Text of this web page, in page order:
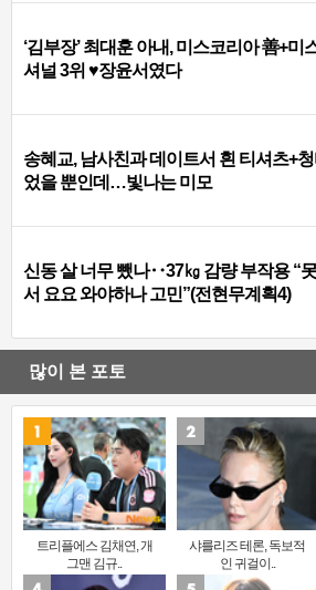
‘김부장’ 최대훈 아내, 미스코리아 善+미
셔널 3위 ♥장윤서였다
송혜교, 남사친과 데이트서 흰 티셔츠+
었을 뿐인데…빛나는 미모
신동 살 너무 뺐나‥37㎏ 감량 부작용 “
서 요요 와야하나 고민”(전현무계획4)
많이 본 포토
트리플에스 김채연, 개
그맨 김규..
샤를리즈 테론, 독보적
인 귀걸이..